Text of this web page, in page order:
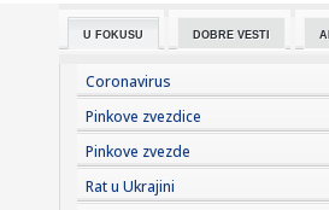
23:44: "Mesi bi bio Pikaso" VIDEO
23:41:Marinović nakon pobjede:
svaka...
23:41:Može li ljetna avantura ipak
vezu?
U FOKUSU DOBRE VESTI
Coronavirus
Pinkove zvezdice
Pinkove zvezde
Rat u Ukrajini